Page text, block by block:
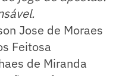
Jose de Moraes
Feitosa
de Miranda